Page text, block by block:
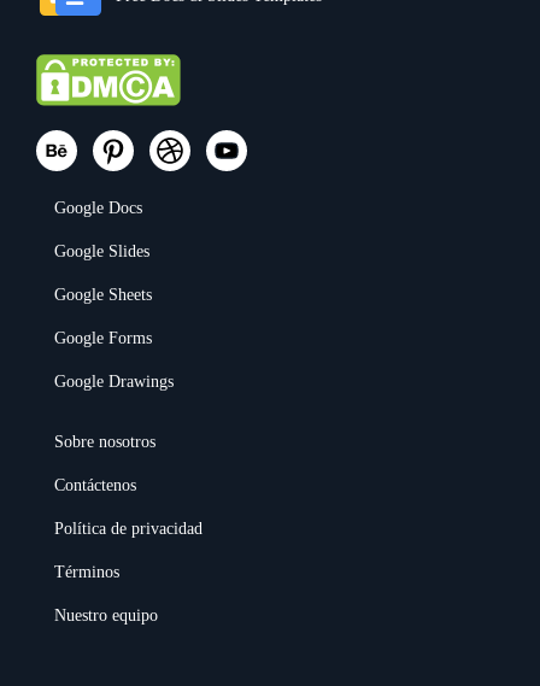
Google Docs
Google Slides
Google Sheets
Google Forms
Google Drawings
Sobre nosotros
Contáctenos
Política de privacidad
Términos
Nuestro equipo